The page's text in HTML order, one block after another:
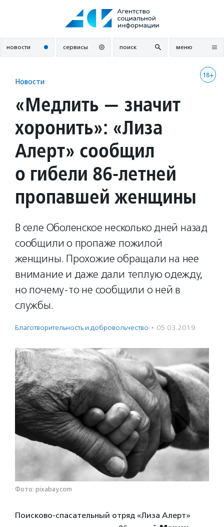
новости сервисы поиск меню
18+
Новости
«Медлить — значит
хоронить»: «Лиза
Алерт» сообщил
о гибели 86-летней
пропавшей женщины
В селе Оболенское несколько дней назад
сообщили о пропаже пожилой
женщины. Прохожие обращали на нее
внимание и даже дали теплую одежду,
но почему-то не сообщили о ней в
службы.
Благотвори­тель­ность и доброволь­чест­во · 05.03.2019
Фото: pixabay.com
Поисково-спасательный отряд «Лиза Алерт»